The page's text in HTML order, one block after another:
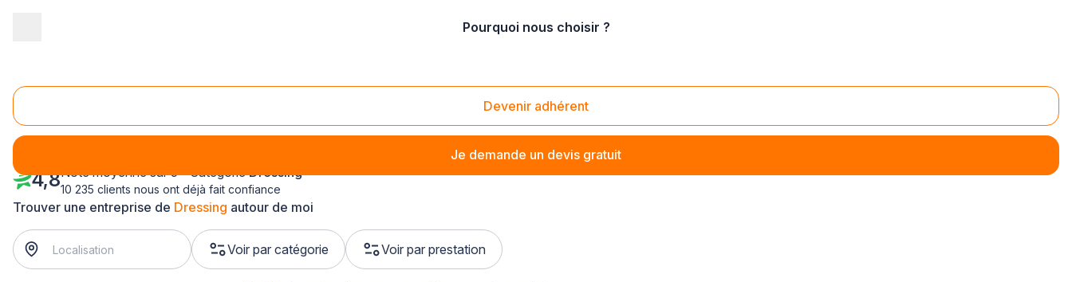
Pourquoi nous choisir ?
Devenir adhérent
Je demande un devis gratuit
Dressing Bas-Rhin (67)
Trouver une entreprise de Dressing autour de moi
Voir par catégorie Voir par prestation
4,8Note moyenne sur 5 - CatégorieDressing
10 235 clients nous ont déjà fait confiance